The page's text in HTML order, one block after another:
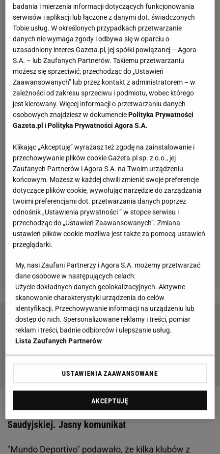
Barcelona obeszła się smakiem. Koniec
wielkiej sagi transferowej
Obóz Lewandowskiego reaguje na plotki o Arabii
Saudyjskiej. Jasny komunikat
"Mundo Deportivo" podawało, że kilka klubów z
badania i mierzenia informacji dotyczących funkcjonowania
serwisów i aplikacji lub łączone z danymi dot. świadczonych
Tobie usług. W określonych przypadkach przetwarzanie
danych nie wymaga zgody i odbywa się w oparciu o
uzasadniony interes Gazeta.pl, jej spółki powiązanej – Agora
S.A. – lub Zaufanych Partnerów. Takiemu przetwarzaniu
możesz się sprzeciwić, przechodząc do „Ustawień
Zaawansowanych” lub przez kontakt z administratorem – w
zależności od zakresu sprzeciwu i podmiotu, wobec którego
jest kierowany. Więcej informacji o przetwarzaniu danych
osobowych znajdziesz w dokumenciePolityka Prywatności
Gazeta.pl iPolityka Prywatności Agora S.A.
Klikając „Akceptuję” wyrażasz też zgodę na zainstalowanie i
przechowywanie plików cookie Gazeta.pl sp. z o.o., jej
Zaufanych Partnerów i Agora S.A. na Twoim urządzeniu
końcowym. Możesz w każdej chwili zmienić swoje preferencje
dotyczące plików cookie, wywołując narzędzie do zarządzania
twoimi preferencjami dot. przetwarzania danych poprzez
odnośnik „Ustawienia prywatności ” w stopce serwisu i
przechodząc do „Ustawień Zaawansowanych”. Zmiana
ustawień plików cookie możliwa jest także za pomocą ustawień
przeglądarki.
My, nasi Zaufani Partnerzy i Agora S.A. możemy przetwarzać
dane osobowe w następujących celach:
Użycie dokładnych danych geolokalizacyjnych. Aktywne
skanowanie charakterystyki urządzenia do celów
identyfikacji. Przechowywanie informacji na urządzeniu lub
dostęp do nich. Spersonalizowane reklamy i treści, pomiar
reklam i treści, badnie odbiorców i ulepszanie usług.
Lista Zaufanych Partnerów
USTAWIENIA ZAAWANSOWANE
AKCEPTUJĘ